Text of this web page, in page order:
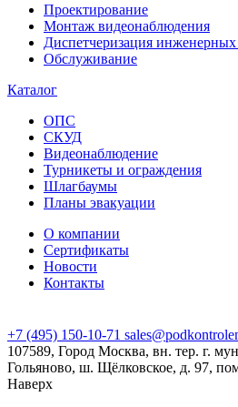
Проектирование
Монтаж видеонаблюдения
Диспетчеризация инженерных
Обслуживание
Каталог
ОПС
СКУД
Видеонаблюдение
Турникеты и ограждения
Шлагбаумы
Планы эвакуации
О компании
Сертификаты
Новости
Контакты
+7 (495) 150-10-71
107589, Город Москва, вн. тер. г.
Гольяново, ш. Щёлковское, д. 97,
Наверх